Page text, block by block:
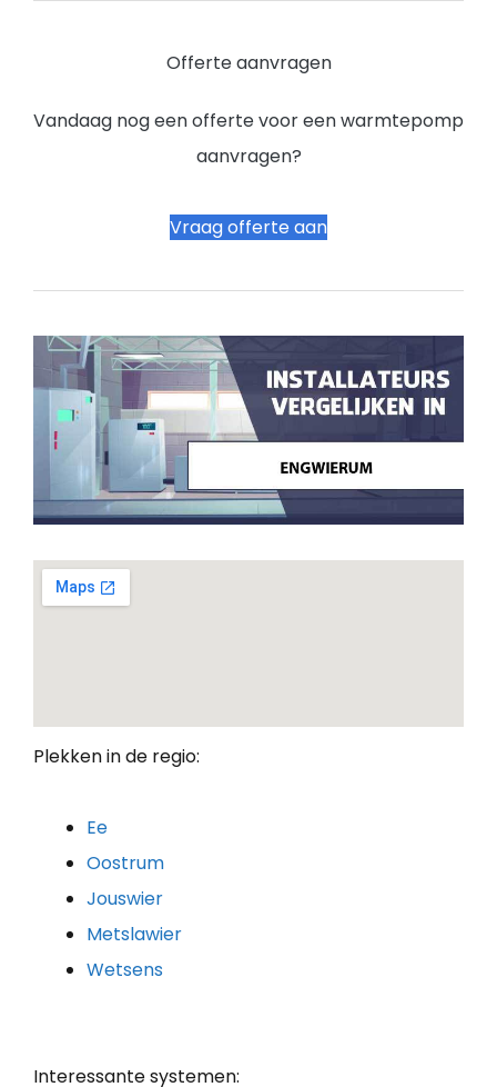
Offerte aanvragen
Vandaag nog een offerte voor een warmtepomp
aanvragen?
Vraag offerte aan
Plekken in de regio:
Ee
Oostrum
Jouswier
Metslawier
Wetsens
Interessante systemen: